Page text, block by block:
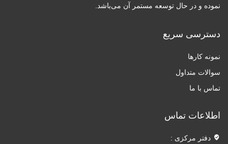
نموده و در حال توسعه مستمر آن می‌باشد.
دسترسی سریع
نمونه کارها
سوالات متداول
تماس با ما
اطلاعات تماس
دفتر مرکزی :